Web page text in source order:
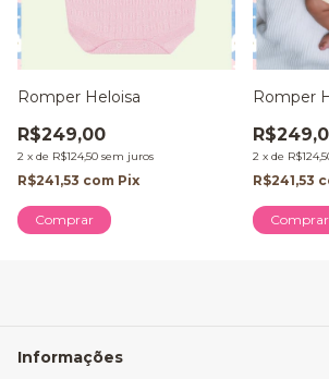
Romper Heloisa
R$249,00
2 x de R$124,50 sem juros
R$241,53 com Pix
Comprar
Romper
2 x de
R$241,53
Comprar
Informações